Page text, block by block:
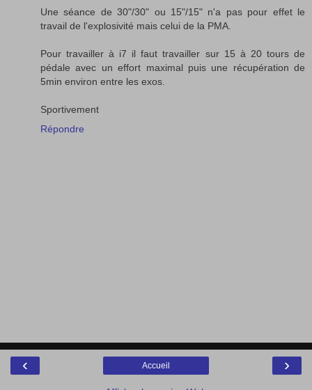
Une séance de 30"/30" ou 15"/15" n'a pas pour effet le
travail de l'explosivité mais celui de la PMA.
Pour travailler à i7 il faut travailler sur 15 à 20 tours de
pédale avec un effort maximal puis une récupération de
5min environ entre les exos.
Sportivement
Répondre
‹ ›
Accueil